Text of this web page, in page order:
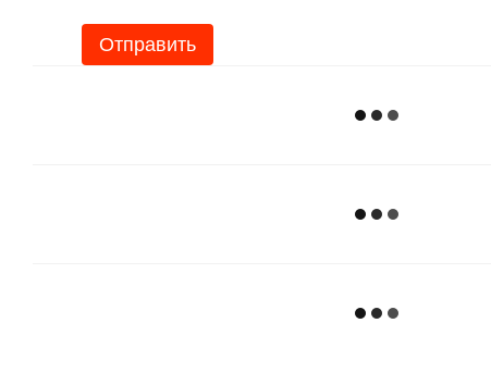
Отправить